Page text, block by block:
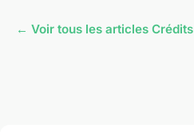
← Voir tous les articles Crédits